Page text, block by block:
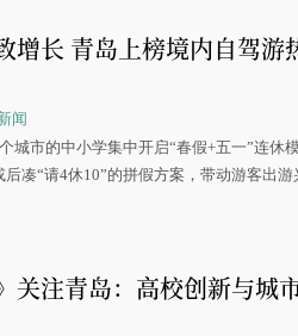
增长 青岛上榜境内自驾游
闻
城市的中小学集中开启“春假+五一”连休
凑“请4休10”的拼假方案，带动游客出游
关注青岛：高校创新与城